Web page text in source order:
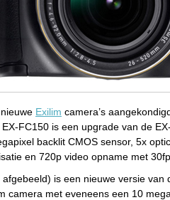
Exilim camera’s
FC150 is een upgrade van de
backlit CMOS sensor, 5x
en 720p video opname met
is een nieuwe versie van
camera met eveneens een 10